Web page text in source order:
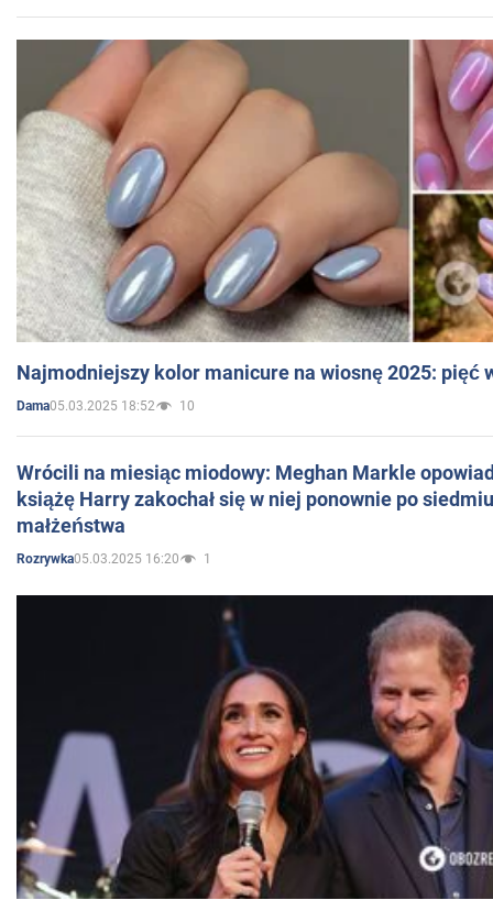
Najmodniejszy kolor manicure na wiosnę 2025: pięć
Dama05.03.2025 18:52 10
Wrócili na miesiąc miodowy: Meghan Markle
książę Harry zakochał się w niej ponownie po
małżeństwa
Rozrywka05.03.2025 16:20 1